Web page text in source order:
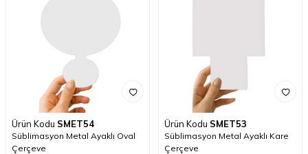
Ürün Kodu SMET54
Süblimasyon Metal Ayaklı Oval
Çerçeve
Ürün Kodu SMET53
Süblimasyon Metal Ayaklı Kare
Çerçeve